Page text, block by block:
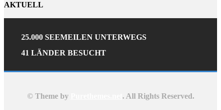
AKTUELL
25.000 SEEMEILEN UNTERWEGS
41 LÄNDER BESUCHT
© Theme by . All Rights Reserved.